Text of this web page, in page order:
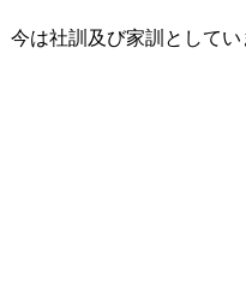
は社訓及び家訓として